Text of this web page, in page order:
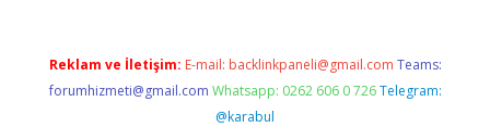
Reklam ve İletişim: E-mail: backlinkpaneli@gmail.com Teams:
forumhizmeti@gmail.com Whatsapp: 0262 606 0 726 Telegram:
@karabul